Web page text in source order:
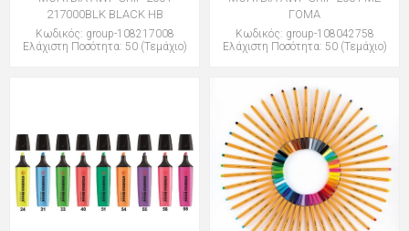
217000BLK BLACK HB
Κωδικός: group-108217008
Ελάχιστη Ποσότητα: 50 (Τεμάχιο)
ΓΟΜΑ
Κωδικός: group-108042758
Ελάχιστη Ποσότητα: 50 (Τεμάχιο)